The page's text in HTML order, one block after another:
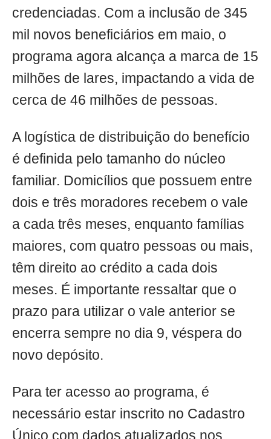
credenciadas. Com a inclusão de 345
mil novos beneficiários em maio, o
programa agora alcança a marca de 15
milhões de lares, impactando a vida de
cerca de 46 milhões de pessoas.
A logística de distribuição do benefício
é definida pelo tamanho do núcleo
familiar. Domicílios que possuem entre
dois e três moradores recebem o vale
a cada três meses, enquanto famílias
maiores, com quatro pessoas ou mais,
têm direito ao crédito a cada dois
meses. É importante ressaltar que o
prazo para utilizar o vale anterior se
encerra sempre no dia 9, véspera do
novo depósito.
Para ter acesso ao programa, é
necessário estar inscrito no Cadastro
Único com dados atualizados nos